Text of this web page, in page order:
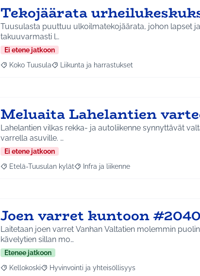
Tekojäärata
Tuusulasta puuttuu ulkoilmatekojäärata, johon lapset
takuuvarmasti l…
Ei etene jatkoon
Rajaa tulokset aihepiirin mukaan: Koko Tuusula
Koko Tuusula Rajaa tulokset teeman mukaan: Liikunta ja
Liikunta ja harrastukset
Meluaita Lahelantien
Lahelantien vilkas rekka- ja autoliikenne synnyttävät
varrella asuville. …
Ei etene jatkoon
Rajaa tulokset aihepiirin mukaan: Etelä-Tuusulan kylät
Etelä-Tuusulan kylät Rajaa tulokset teeman mukaan: Infra ja
Infra ja liikenne
Joen varret kuntoon #2040
Laitetaan joen varret Vanhan Valtatien molemmin
kävelytien sillan mo…
Etenee jatkoon
Rajaa tulokset aihepiirin mukaan: Kellokoski
Kellokoski Rajaa tulokset teeman mukaan: Hyvinvointi ja
Hyvinvointi ja yhteisöllisyys